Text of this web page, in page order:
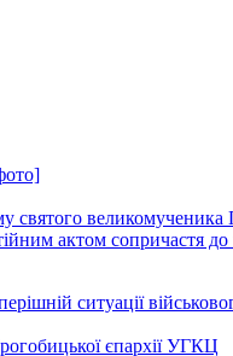
святого
актом сопричастя
ситуації
єпархії УГКЦ